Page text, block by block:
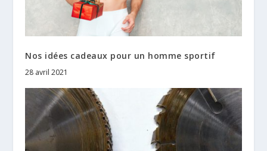
Nos idées cadeaux pour un homme sportif
28 avril 2021